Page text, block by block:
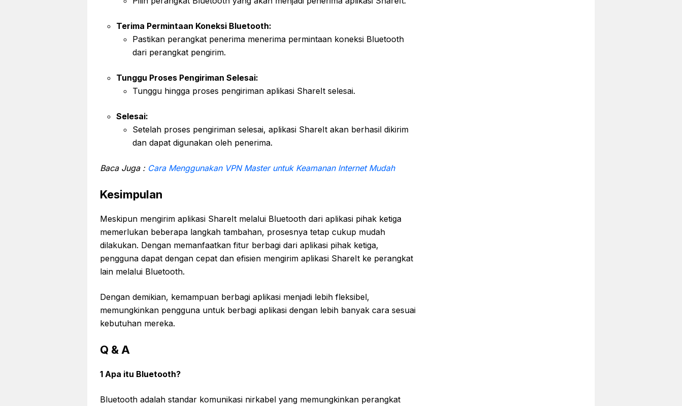
Terima Permintaan Koneksi Bluetooth:
Pastikan perangkat penerima menerima permintaan koneksi Bluetooth
dari perangkat pengirim.
Tunggu Proses Pengiriman Selesai:
Tunggu hingga proses pengiriman aplikasi ShareIt selesai.
Selesai:
Setelah proses pengiriman selesai, aplikasi ShareIt akan berhasil dikirim
dan dapat digunakan oleh penerima.
Baca Juga : Cara Menggunakan VPN Master untuk Keamanan Internet Mudah
Kesimpulan
Meskipun mengirim aplikasi ShareIt melalui Bluetooth dari aplikasi pihak ketiga
memerlukan beberapa langkah tambahan, prosesnya tetap cukup mudah
dilakukan. Dengan memanfaatkan fitur berbagi dari aplikasi pihak ketiga,
pengguna dapat dengan cepat dan efisien mengirim aplikasi ShareIt ke perangkat
lain melalui Bluetooth.
Dengan demikian, kemampuan berbagi aplikasi menjadi lebih fleksibel,
memungkinkan pengguna untuk berbagi aplikasi dengan lebih banyak cara sesuai
kebutuhan mereka.
Q & A
1 Apa itu Bluetooth?
Bluetooth adalah standar komunikasi nirkabel yang memungkinkan perangkat